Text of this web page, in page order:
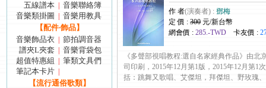
五線譜本
音樂聯絡簿
音樂類掛圖
音樂用教具
【配件‧飾品】
音樂飾品衣
節拍調音器
譜夾L夾套
音樂背袋包
超值特惠組
筆類文具們
筆記本卡片
【流行通俗歌類】
作 者(演奏者) : 鄧梅
定 價 : 300 元/新台幣
網會價 : 285.-TWD 卡友價 :
《多聲部視唱教程:選自名家經典作品》由北
司印刷，2015年12月第1版，2015年12月第1
括：跳舞又歌唱、艾傑坦，拜傑坦、野玫瑰